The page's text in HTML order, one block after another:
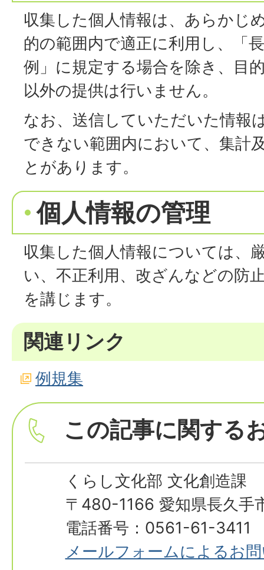
収集した個人情報は、あらかじ
的の範囲内で適正に利用し、「
例」に規定する場合を除き、目
以外の提供は行いません。
なお、送信していただいた情報
できない範囲内において、集計
とがあります。
個人情報の管理
収集した個人情報については、
い、不正利用、改ざんなどの防
を講じます。
関連リンク
例規集
この記事に関する
くらし文化部 文化創造課
〒480-1166 愛知県長久手
電話番号：0561-61-3411
メールフォームによるお